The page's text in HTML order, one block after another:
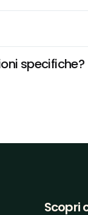
specifiche?
Scopri